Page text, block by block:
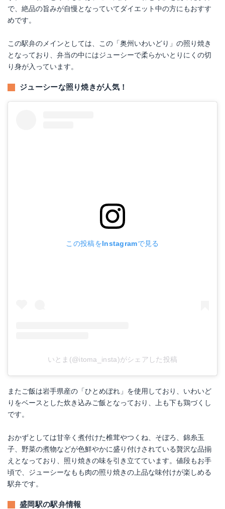
で、絶品の旨みが自慢となっていてダイエット中の方にもおすす
めです。
この駅弁のメインとしては、この「奥州いわいどり」の照り焼き
となっており、弁当の中にはジューシーで柔らかいとりにくの切
り身が入っています。
ジューシーな照り焼きが人気！
この投稿をInstagramで見る
いとま(@itoma_insta)がシェアした投稿
またご飯は岩手県産の「ひとめぼれ」を使用しており、いわいど
りをベースとした炊き込みご飯となっており、上も下も鶏づくし
です。
おかずとしては甘辛く煮付けた椎茸やつくね、そぼろ、錦糸玉
子、野菜の煮物などが色鮮やかに盛り付けされている贅沢な品揃
えとなっており、照り焼きの味を引き立てています。値段もお手
頃で、ジューシーなもも肉の照り焼きの上品な味付けが楽しめる
駅弁です。
盛岡駅の駅弁情報